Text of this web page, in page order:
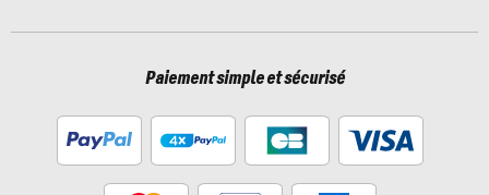
Paiement simple et sécurisé